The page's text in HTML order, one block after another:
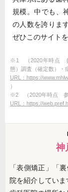
規模。中でも、
の人数を誇ります
ぜひこのサイト
※1 （2020年時点 参
態）調査（確定数）・
URL：https://
）
※2 （2020年時点 参
URL：https://
神
「表側矯正」「
院を紹介してい